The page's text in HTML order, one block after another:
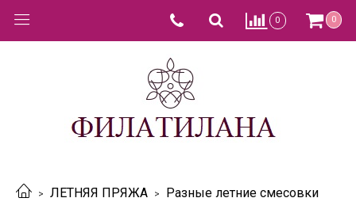
0 0
ЛЕТНЯЯ ПРЯЖА Разные летние смесовки